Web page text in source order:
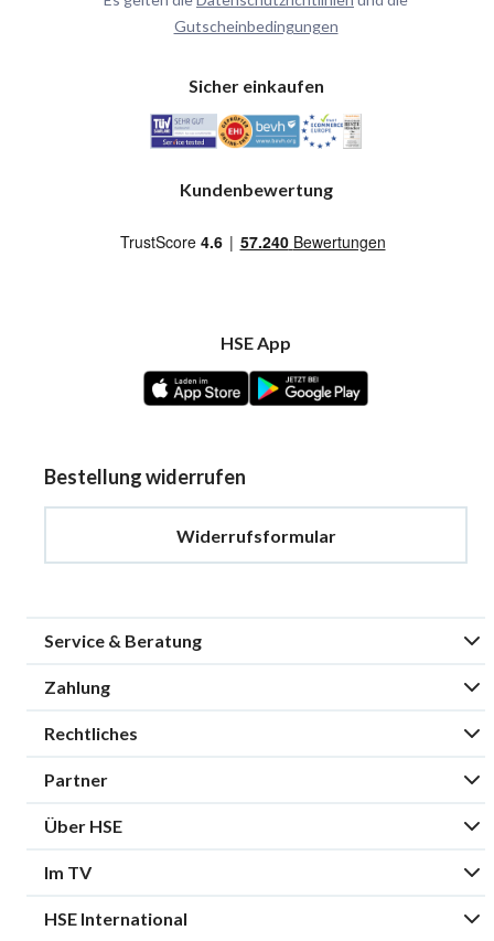
Gutscheinbedingungen
Sicher einkaufen
Kundenbewertung
HSE App
Bestellung widerrufen
Widerrufsformular
Service & Beratung
Zahlung
Rechtliches
Partner
Über HSE
Im TV
HSE International